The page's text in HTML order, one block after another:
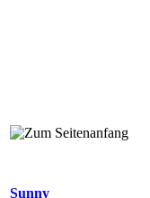
Sunny